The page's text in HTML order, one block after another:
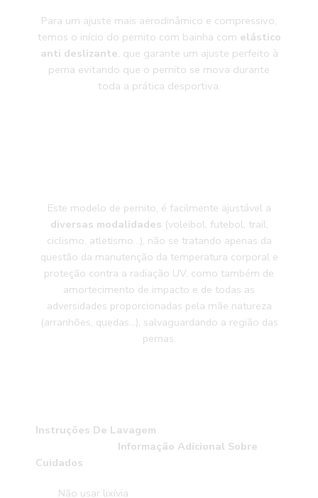
Para um ajuste mais aerodinâmico e compressivo,
temos o início do pernito com bainha com elástico
anti deslizante, que garante um ajuste perfeito à
perna evitando que o pernito se mova durante
toda a prática desportiva.
Este modelo de pernito, é facilmente ajustável a
diversas modalidades (voleibol, futebol, trail,
ciclismo, atletismo…), não se tratando apenas da
questão da manutenção da temperatura corporal e
proteção contra a radiação UV, como também de
amortecimento de impacto e de todas as
adversidades proporcionadas pela mãe natureza
(arranhões, quedas…), salvaguardando a região das
pernas.
Instruções De Lavagem
Informação Adicional Sobre
Cuidados
Não usar lixívia